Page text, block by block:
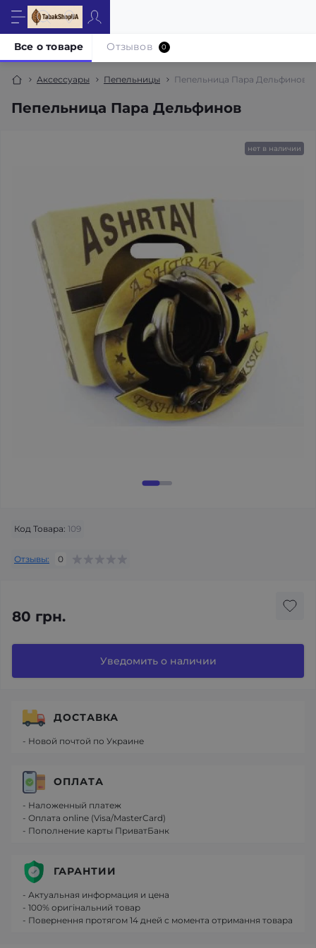
Аксессуары Пепельницы Пепельница Пара Дельфинов
Пепельница Пара Дельфинов
Все о товаре Отзывов 0
нет в наличии
Код Товара: 109
Отзывы: 0
80 грн.
Уведомить о наличии
ДОСТАВКА
- Новой почтой по Украине
ОПЛАТА
- Наложенный платеж
- Оплата online (Visa/MasterCard)
- Пополнение карты ПриватБанк
ГАРАНТИИ
- Актуальная информация и цена
- 100% оригінальний товар
- Повернення протягом 14 дней с момента отримання товара